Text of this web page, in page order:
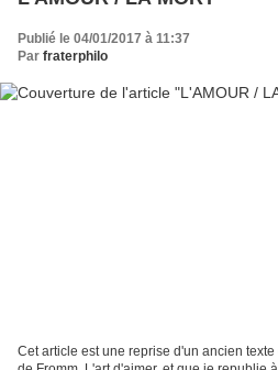
Publié le 04/01/2017 à 11:37
Par fraterphilo
Cet article est une reprise d'un ancien